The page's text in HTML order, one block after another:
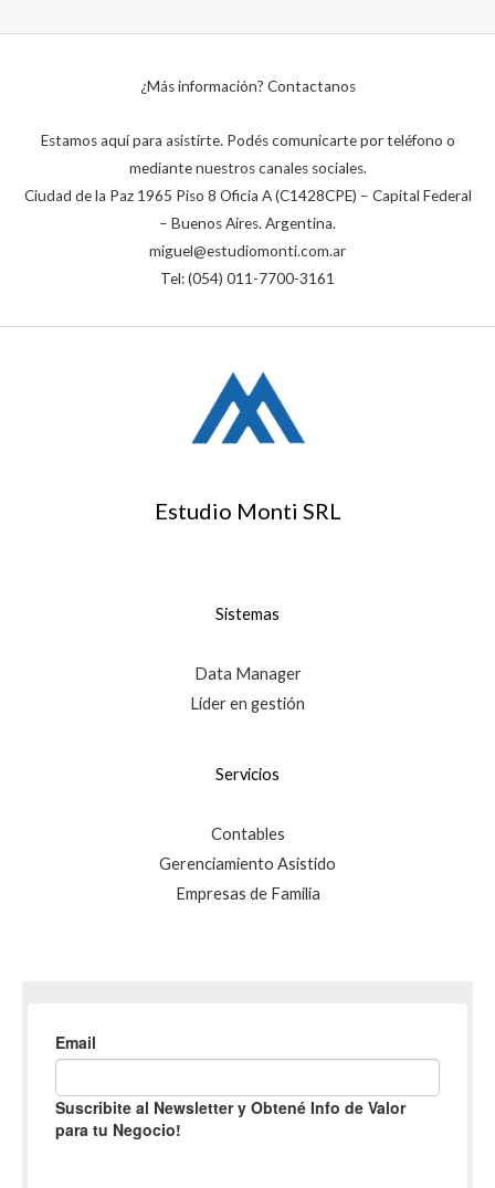
¿Más información? Contactanos
Estamos aquí para asistirte. Podés comunicarte por teléfono o
mediante nuestros canales sociales.
Ciudad de la Paz 1965 Piso 8 Oficia A (C1428CPE) – Capital Federal
– Buenos Aires. Argentina.
miguel@estudiomonti.com.ar
Tel: (054) 011-7700-3161
Estudio Monti SRL
Sistemas
Data Manager
Líder en gestión
Servicios
Contables
Gerenciamiento Asistido
Empresas de Familia